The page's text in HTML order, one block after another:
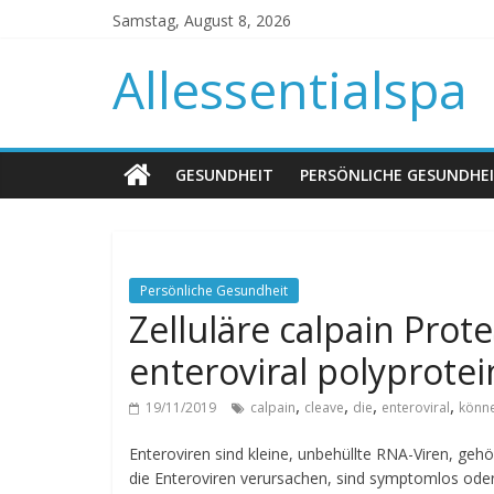
Samstag, August 8, 2026
Allessentialspa
GESUNDHEIT PERSÖNLICHE
Persönliche Gesundheit
Zelluläre calpain
enteroviral
19/11/2019 calpain, cleave, die, enteroviral,
Enteroviren sind kleine, unbehüllte RNA-Viren,
die Enteroviren verursachen, sind symptomlos